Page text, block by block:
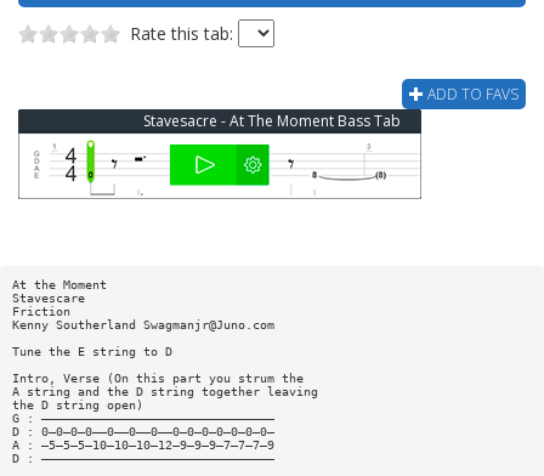
Rate this tab:
ADD TO FAVS
Stavesacre - At The Moment Bass Tab
At the Moment
Stavescare
Friction
Kenny Southerland Swagmanjr@Juno.com
Tune the E string to D
Intro, Verse (On this part you strum the
A string and the D string together leaving
the D string open)
G : ————————————————————————————————
D : 0—0—0—0——0——0——0——0—0—0—0—0—0—0—
A : —5—5—5—10—10—10—12—9—9—9—7—7—7—9
D : ————————————————————————————————